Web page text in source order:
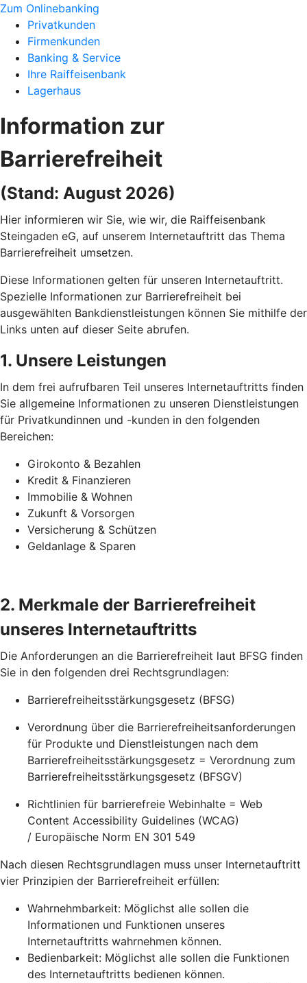
Zum Onlinebanking
Privatkunden
Firmenkunden
Banking & Service
Ihre Raiffeisenbank
Lagerhaus
Information zur
Barrierefreiheit
(Stand: August 2026)
Hier informieren wir Sie, wie wir, die Raiffeisenbank
Steingaden eG, auf unserem Internetauftritt das Thema
Barrierefreiheit umsetzen.
Diese Informationen gelten für unseren Internetauftritt.
Spezielle Informationen zur Barrierefreiheit bei
ausgewählten Bankdienstleistungen können Sie mithilfe der
Links unten auf dieser Seite abrufen.
1. Unsere Leistungen
In dem frei aufrufbaren Teil unseres Internetauftritts finden
Sie allgemeine Informationen zu unseren Dienstleistungen
für Privatkundinnen und -kunden in den folgenden
Bereichen:
Girokonto & Bezahlen
Kredit & Finanzieren
Immobilie & Wohnen
Zukunft & Vorsorgen
Versicherung & Schützen
Geldanlage & Sparen
2. Merkmale der Barrierefreiheit
unseres Internetauftritts
Die Anforderungen an die Barrierefreiheit laut BFSG finden
Sie in den folgenden drei Rechtsgrundlagen:
Barrierefreiheitsstärkungsgesetz (BFSG)
Verordnung über die Barrierefreiheitsanforderungen
für Produkte und Dienstleistungen nach dem
Barrierefreiheitsstärkungsgesetz = Verordnung zum
Barrierefreiheitsstärkungsgesetz (BFSGV)
Richtlinien für barrierefreie Webinhalte = Web
Content Accessibility Guidelines (WCAG)
/ Europäische Norm EN 301 549
Nach diesen Rechtsgrundlagen muss unser Internetauftritt
vier Prinzipien der Barrierefreiheit erfüllen:
Wahrnehmbarkeit: Möglichst alle sollen die
Informationen und Funktionen unseres
Internetauftritts wahrnehmen können.
Bedienbarkeit: Möglichst alle sollen die Funktionen
des Internetauftritts bedienen können.